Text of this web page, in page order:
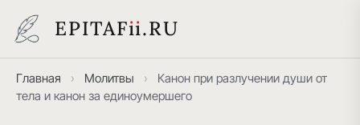
EPITAFii.RU
Главная › Молитвы ›
Канон при разлучении души от
тела и канон за единоумершего